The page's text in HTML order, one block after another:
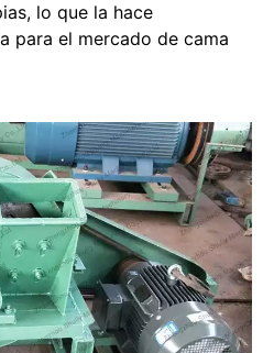
lo que la hace
para el mercado de cama